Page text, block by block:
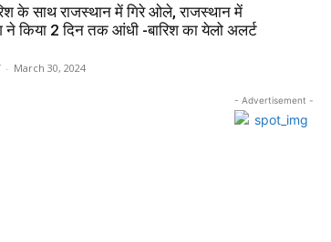
के साथ राजस्थान में गिरे ओले, राजस्थान में
ने किया 2 दिन तक आंधी -बारिश का येलो अलर्ट
- March 30, 2024
- Advertisement -